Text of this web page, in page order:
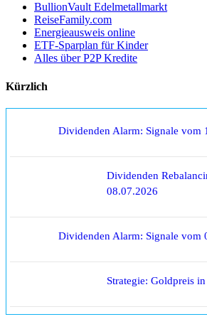
BullionVault Edelmetallmarkt
ReiseFamily.com
Energieausweis online
ETF-Sparplan für Kinder
Alles über P2P Kredite
Kürzlich
Dividenden Alarm: Signale vom
Dividenden
08.07.2026
Dividenden Alarm: Signale vom
Strategie: Goldpreis